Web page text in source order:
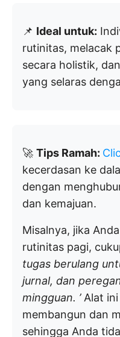
📌 Ideal untuk:
rutinitas, melacak
secara holistik,
yang selaras
🚀 Tips Ramah:
kecerdasan ke
dengan
dan kemajuan.
Misalnya, jika
rutinitas pagi,
tugas berulang
jurnal, dan
mingguan. ’Alat ini
membangun dan
sehingga Anda